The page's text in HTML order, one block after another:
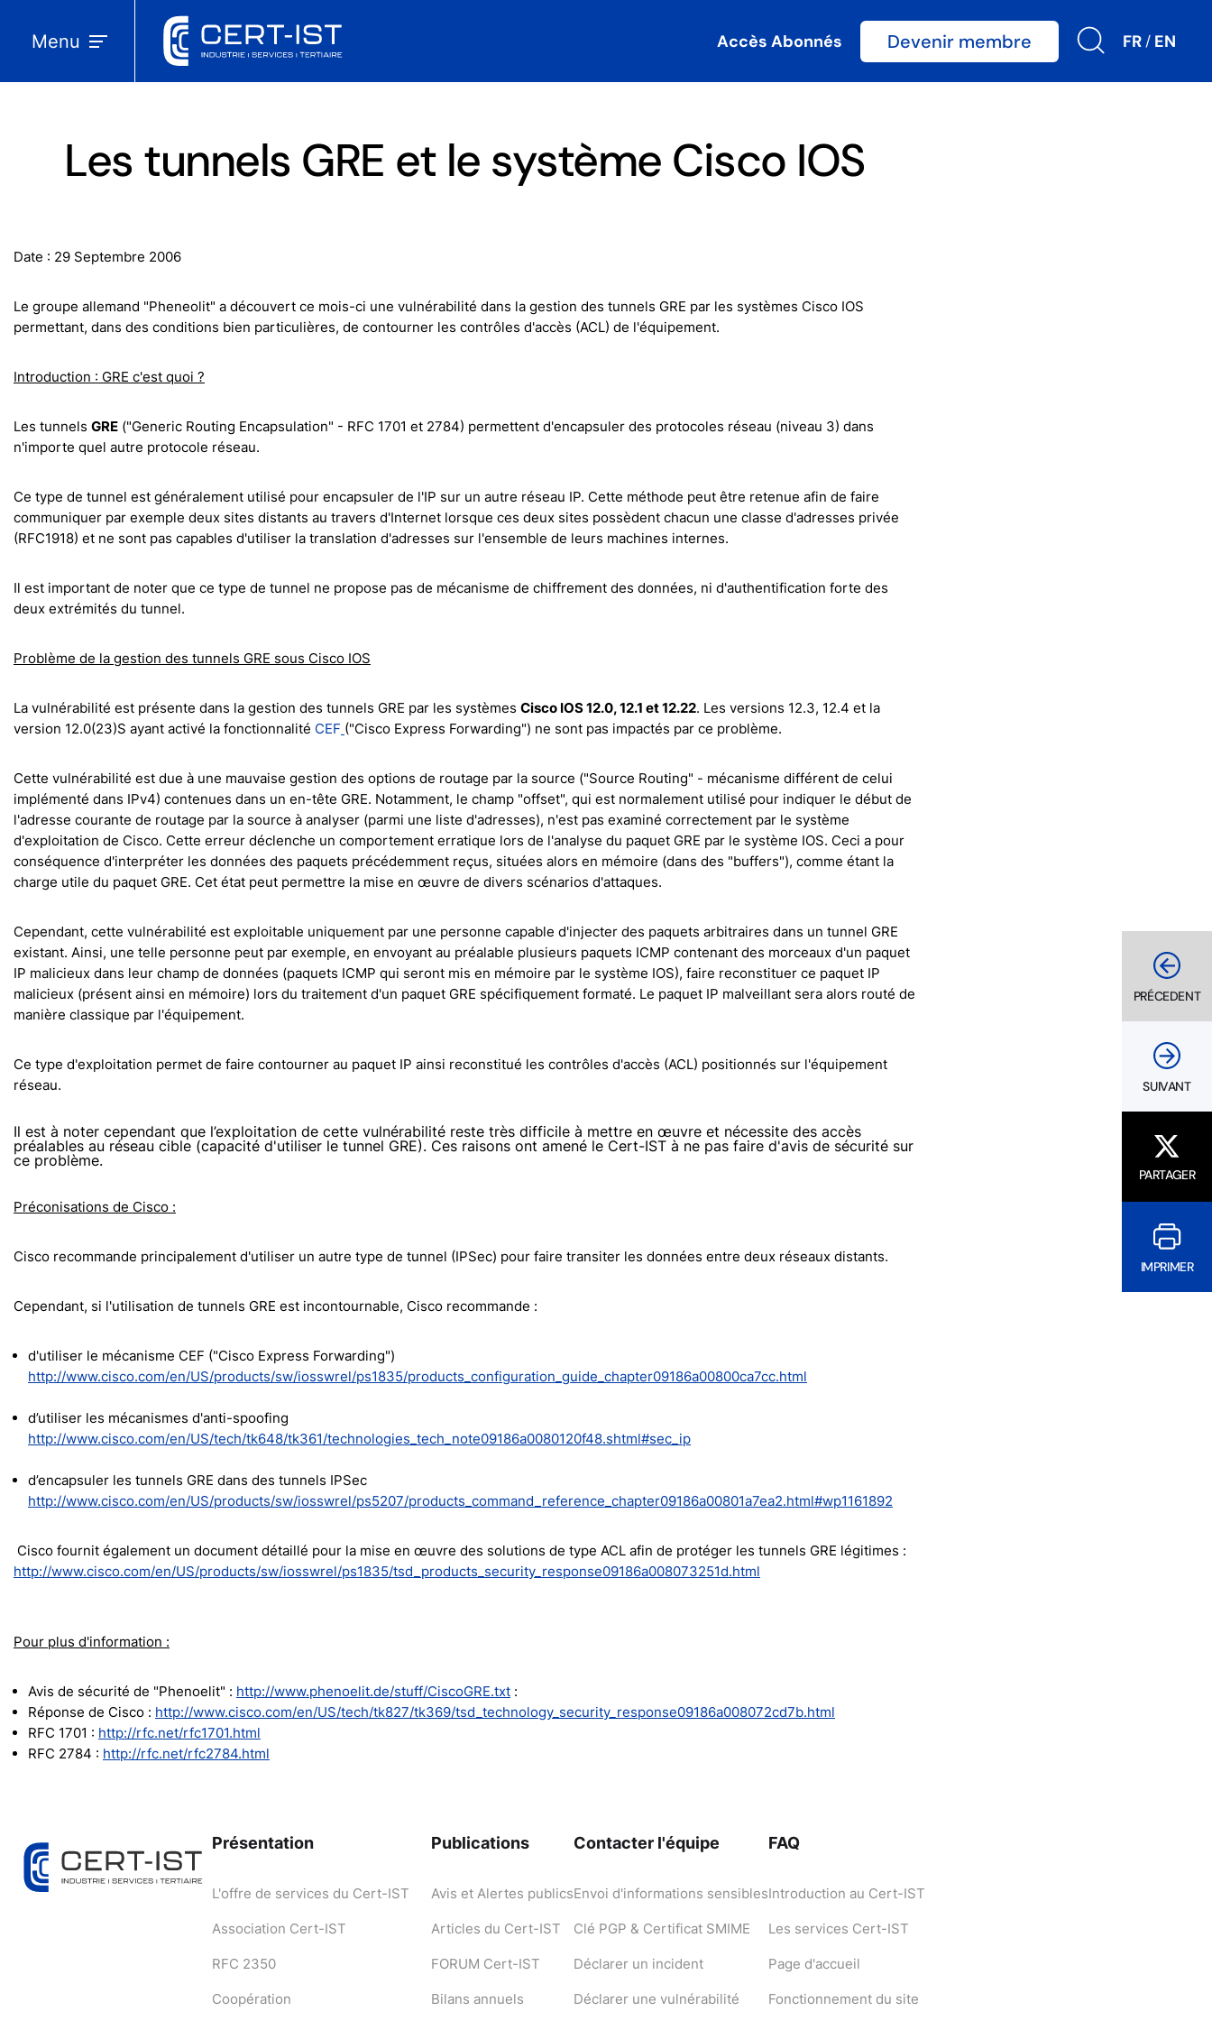
Menu Accès Abonnés Devenir membre FR / EN
Les tunnels GRE et le système Cisco IOS
Date : 29 Septembre 2006
Le groupe allemand "Pheneolit" a découvert ce mois-ci une vulnérabilité dans la gestion des tunnels GRE par les systèmes Cisco IOS
permettant, dans des conditions bien particulières, de contourner les contrôles d'accès (ACL) de l'équipement.
Introduction : GRE c'est quoi ?
Les tunnels GRE ("Generic Routing Encapsulation" - RFC 1701 et 2784) permettent d'encapsuler des protocoles réseau (niveau 3) dans
n'importe quel autre protocole réseau.
Ce type de tunnel est généralement utilisé pour encapsuler de l'IP sur un autre réseau IP. Cette méthode peut être retenue afin de faire
communiquer par exemple deux sites distants au travers d'Internet lorsque ces deux sites possèdent chacun une classe d'adresses privée
(RFC1918) et ne sont pas capables d'utiliser la translation d'adresses sur l'ensemble de leurs machines internes.
Il est important de noter que ce type de tunnel ne propose pas de mécanisme de chiffrement des données, ni d'authentification forte des
deux extrémités du tunnel.
Problème de la gestion des tunnels GRE sous Cisco IOS
La vulnérabilité est présente dans la gestion des tunnels GRE par les systèmes Cisco IOS 12.0, 12.1 et 12.22. Les versions 12.3, 12.4 et la
version 12.0(23)S ayant activé la fonctionnalité CEF ("Cisco Express Forwarding") ne sont pas impactés par ce problème.
Cette vulnérabilité est due à une mauvaise gestion des options de routage par la source ("Source Routing" - mécanisme différent de celui
implémenté dans IPv4) contenues dans un en-tête GRE. Notamment, le champ "offset", qui est normalement utilisé pour indiquer le début de
l'adresse courante de routage par la source à analyser (parmi une liste d'adresses), n'est pas examiné correctement par le système
d'exploitation de Cisco. Cette erreur déclenche un comportement erratique lors de l'analyse du paquet GRE par le système IOS. Ceci a pour
conséquence d'interpréter les données des paquets précédemment reçus, situées alors en mémoire (dans des "buffers"), comme étant la
charge utile du paquet GRE. Cet état peut permettre la mise en œuvre de divers scénarios d'attaques.
Cependant, cette vulnérabilité est exploitable uniquement par une personne capable d'injecter des paquets arbitraires dans un tunnel GRE
existant. Ainsi, une telle personne peut par exemple, en envoyant au préalable plusieurs paquets ICMP contenant des morceaux d'un paquet
IP malicieux dans leur champ de données (paquets ICMP qui seront mis en mémoire par le système IOS), faire reconstituer ce paquet IP
malicieux (présent ainsi en mémoire) lors du traitement d'un paquet GRE spécifiquement formaté. Le paquet IP malveillant sera alors routé de
manière classique par l'équipement.
Ce type d'exploitation permet de faire contourner au paquet IP ainsi reconstitué les contrôles d'accès (ACL) positionnés sur l'équipement
réseau.
Il est à noter cependant que l’exploitation de cette vulnérabilité reste très difficile à mettre en œuvre et nécessite des accès
préalables au réseau cible (capacité d'utiliser le tunnel GRE). Ces raisons ont amené le Cert-IST à ne pas faire d'avis de sécurité sur
ce problème.
Préconisations de Cisco :
Cisco recommande principalement d'utiliser un autre type de tunnel (IPSec) pour faire transiter les données entre deux réseaux distants.
Cependant, si l'utilisation de tunnels GRE est incontournable, Cisco recommande :
d'utiliser le mécanisme CEF ("Cisco Express Forwarding")
http://www.cisco.com/en/US/products/sw/iosswrel/ps1835/products_configuration_guide_chapter09186a00800ca7cc.html
d’utiliser les mécanismes d'anti-spoofing
http://www.cisco.com/en/US/tech/tk648/tk361/technologies_tech_note09186a0080120f48.shtml#sec_ip
d’encapsuler les tunnels GRE dans des tunnels IPSec
http://www.cisco.com/en/US/products/sw/iosswrel/ps5207/products_command_reference_chapter09186a00801a7ea2.html#wp1161892
Cisco fournit également un document détaillé pour la mise en œuvre des solutions de type ACL afin de protéger les tunnels GRE légitimes :
http://www.cisco.com/en/US/products/sw/iosswrel/ps1835/tsd_products_security_response09186a008073251d.html
Pour plus d'information :
Avis de sécurité de "Phenoelit" : http://www.phenoelit.de/stuff/CiscoGRE.txt :
Réponse de Cisco : http://www.cisco.com/en/US/tech/tk827/tk369/tsd_technology_security_response09186a008072cd7b.html
RFC 1701 : http://rfc.net/rfc1701.html
RFC 2784 : http://rfc.net/rfc2784.html
PRÉCEDENT
SUIVANT
PARTAGER
IMPRIMER
Présentation
L'offre de services du Cert-IST
Association Cert-IST
RFC 2350
Coopération
Publications
Avis et Alertes publics
Articles du Cert-IST
FORUM Cert-IST
Bilans annuels
Contacter l'équipe
Envoi d'informations sensibles
Clé PGP & Certificat SMIME
Déclarer un incident
Déclarer une vulnérabilité
FAQ
Introduction au Cert-IST
Les services Cert-IST
Page d'accueil
Fonctionnement du site